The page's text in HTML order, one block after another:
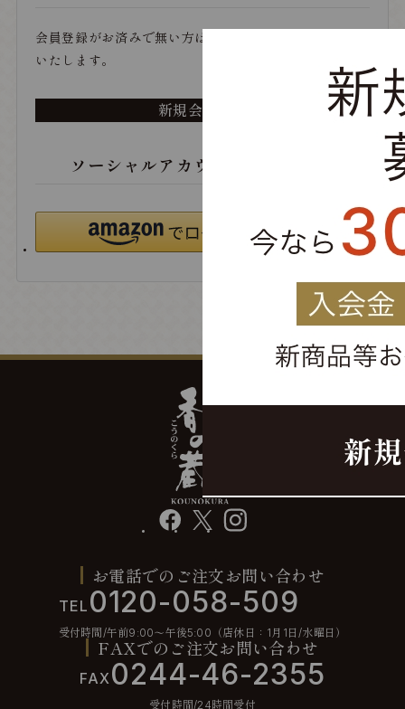
会員登録がお済みで無い方は、こちらから登録をお願い
いたします。
新規会員登録
ソーシャルアカウントでログイン
facebook instagram
お電話でのご注文お問い合わせ
TEL 0120-058-509
受付時間/午前9:00〜午後5:00（店休日：1月1日/水曜日）
FAXでのご注文お問い合わせ
FAX0244-46-2355
受付時間/24時間受付